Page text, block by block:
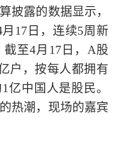
披露的数据显示，
17日，连续5周新
至4月17日，A股
户，按每人都拥有
亿中国人是股民。
热潮，现场的嘉宾